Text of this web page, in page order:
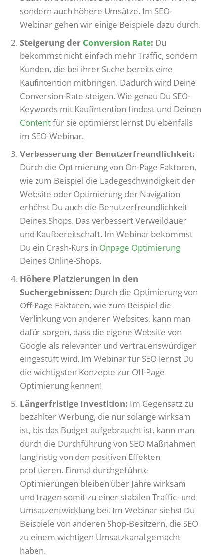
sondern auch höhere Umsätze. Im SEO-
Webinar gehen wir einige Beispiele dazu durch.
Steigerung der Conversion Rate: Du
bekommst nicht einfach mehr Traffic, sondern
Kunden, die bei ihrer Suche bereits eine
Kaufintention mitbringen. Dadurch wird Deine
Conversion-Rate steigen. Wie genau Du SEO-
Keywords mit Kaufintention findest und Deinen
Contentfür sie optimierst lernst Du ebenfalls
im SEO-Webinar.
Verbesserung der Benutzerfreundlichkeit:
Durch die Optimierung von On-Page Faktoren,
wie zum Beispiel die Ladegeschwindigkeit der
Website oder Optimierung der Navigation
erhöhst Du auch die Benutzerfreundlichkeit
Deines Shops. Das verbessert Verweildauer
und Kaufbereitschaft. Im Webinar bekommst
Du ein Crash-Kurs in Onpage Optimierung
Deines Online-Shops.
Höhere Platzierungen in den
Suchergebnissen: Durch die Optimierung von
Off-Page Faktoren, wie zum Beispiel die
Verlinkung von anderen Websites, kann man
dafür sorgen, dass die eigene Website von
Google als relevanter und vertrauenswürdiger
eingestuft wird. Im Webinar für SEO lernst Du
die wichtigsten Konzepte zur Off-Page
Optimierung kennen!
Längerfristige Investition: Im Gegensatz zu
bezahlter Werbung, die nur solange wirksam
ist, bis das Budget aufgebraucht ist, kann man
durch die Durchführung von SEO Maßnahmen
langfristig von den positiven Effekten
profitieren. Einmal durchgeführte
Optimierungen bleiben über Jahre wirksam
und tragen somit zu einer stabilen Traffic- und
Umsatzentwicklung bei. Im Webinar siehst Du
Beispiele von anderen Shop-Besitzern, die SEO
zu einem wichtigen Umsatzkanal gemacht
haben.